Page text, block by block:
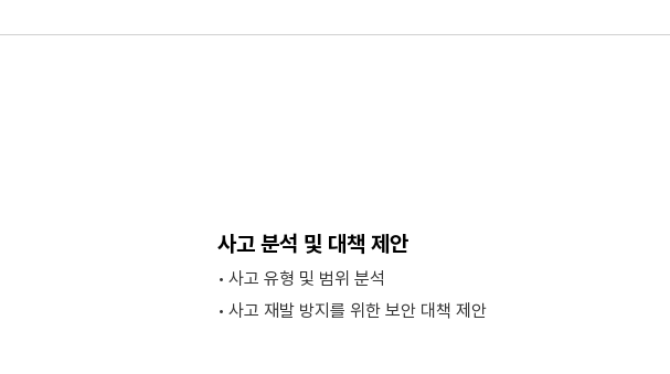
사고 분석 및 대책 제안
사고 유형 및 범위 분석
사고 재발 방지를 위한 보안 대책 제안